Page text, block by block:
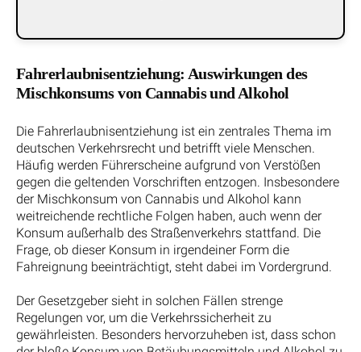
Fahrerlaubnisentziehung: Auswirkungen des
Mischkonsums von Cannabis und Alkohol
Die Fahrerlaubnisentziehung ist ein zentrales Thema im
deutschen Verkehrsrecht und betrifft viele Menschen.
Häufig werden Führerscheine aufgrund von Verstößen
gegen die geltenden Vorschriften entzogen. Insbesondere
der Mischkonsum von Cannabis und Alkohol kann
weitreichende rechtliche Folgen haben, auch wenn der
Konsum außerhalb des Straßenverkehrs stattfand. Die
Frage, ob dieser Konsum in irgendeiner Form die
Fahreignung beeinträchtigt, steht dabei im Vordergrund.
Der Gesetzgeber sieht in solchen Fällen strenge
Regelungen vor, um die Verkehrssicherheit zu
gewährleisten. Besonders hervorzuheben ist, dass schon